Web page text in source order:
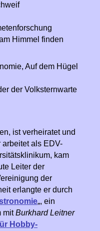
Himmel finden
Auf dem Hügel
der Volksternwarte
ist verheiratet und
arbeitet als EDV-
kam
Leiter der
der
erlangte er durch
„, ein
mitBurkhard Leitner
Hobby-